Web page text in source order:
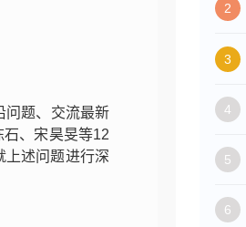
问题、交流最新
、宋昊旻等12
上述问题进行深
2
3
4
5
6